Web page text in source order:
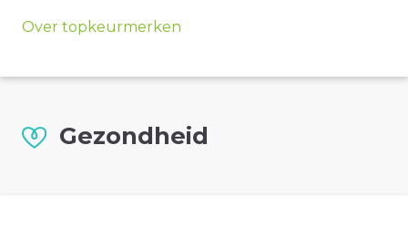
Over topkeurmerken
Gezondheid